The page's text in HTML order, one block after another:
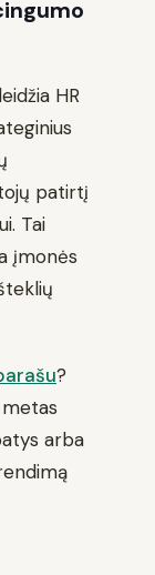
HR
patirtį
Tai
įmonės
?
arba